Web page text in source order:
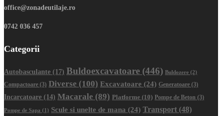
office@zonadeutilaje.ro
0742 036 457
Categorii
Autobasculante (17) Buldoexcavatoare (446) Buldozere (2)
Compactoare (3) Diverse (100) Excavatoare (24) Generatoare (3)
Incarcatoare (14) Macarale (89) Platforme (10) Pompe de Beton (3)
Pompe de Sapa (1) Scule si unelte de mana (24) Transport (48)